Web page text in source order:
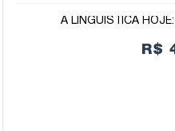
A LINGUÍSTICA
R$